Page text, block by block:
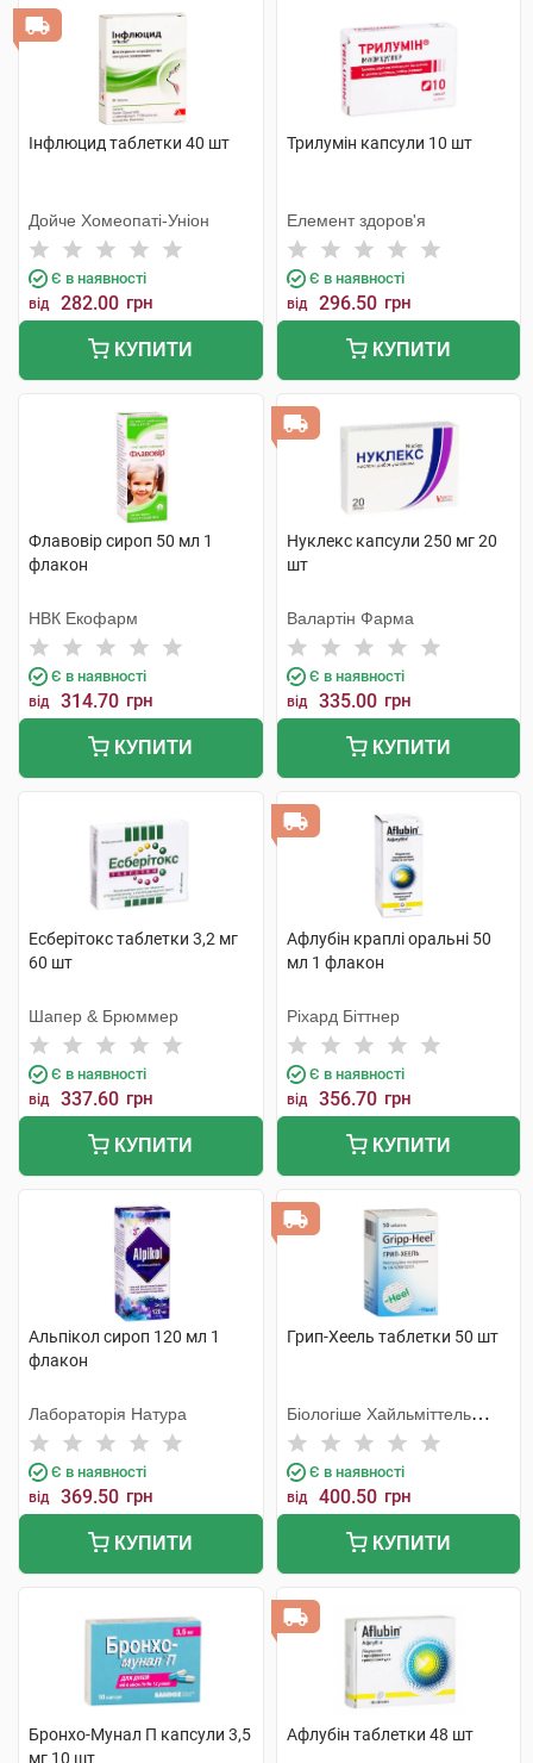
Інфлюцид таблетки 40 шт
Дойче Хомеопаті-Уніон
Є в наявності
від 282.00 грн
КУПИТИ
Трилумін капсули 10 шт
Елемент здоров'я
Є в наявності
від 296.50 грн
КУПИТИ
Флавовір сироп 50 мл 1
флакон
НВК Екофарм
Є в наявності
від 314.70 грн
КУПИТИ
Нуклекс капсули 250 мг 20
шт
Валартін Фарма
Є в наявності
від 335.00 грн
КУПИТИ
Есберітокс таблетки 3,2 мг
60 шт
Шапер & Брюммер
Є в наявності
від 337.60 грн
КУПИТИ
Афлубін краплі оральні 50
мл 1 флакон
Ріхард Біттнер
Є в наявності
від 356.70 грн
КУПИТИ
Альпікол сироп 120 мл 1
флакон
Лабораторія Натура
Є в наявності
від 369.50 грн
КУПИТИ
Грип-Хеель таблетки 50 шт
Біологіше Хайльміттель
Хеель
Є в наявності
від 400.50 грн
КУПИТИ
Бронхо-Мунал П капсули 3,5
мг 10 шт
Афлубін таблетки 48 шт